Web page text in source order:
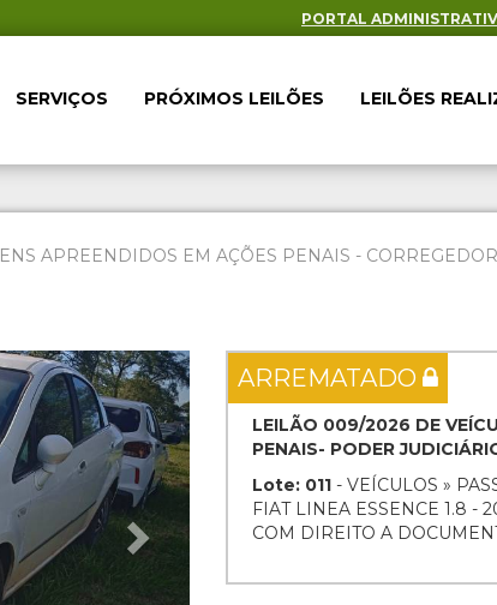
PORTAL
SERVIÇOS PRÓXIMOS LEILÕES LEILÕES
APREENDIDOS EM AÇÕES PENAIS -
Next ARREMATADO
LEILÃO 009/2026 DE
PENAIS- PODER
Lote: 011 - VEÍCULOS »
FIAT LINEA ESSENCE 1.8 -
COM DIREITO A